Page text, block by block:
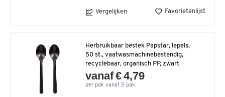
Vergelijken Favorietenlijst
Herbruikbaar bestek Papstar, lepels,
50 st., vaatwasmachinebestendig,
recyclebaar, organisch PP, zwart
vanaf € 4,79
per pak vanaf 5 pak